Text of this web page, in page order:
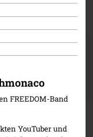
FREEDOM-Band
YouTuber und